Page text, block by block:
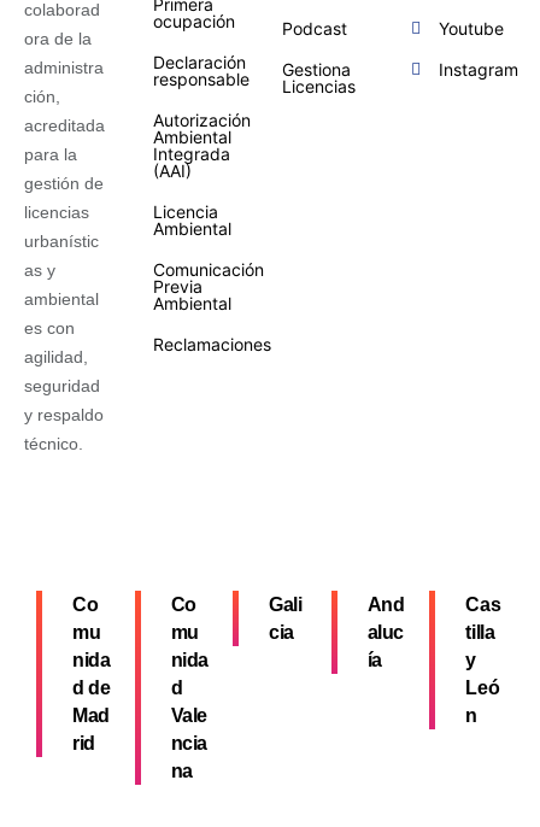
colaborad
ora de la
administra
ción,
acreditada
para la
gestión de
licencias
urbanístic
as y
ambiental
es con
agilidad,
seguridad
y respaldo
técnico.
Primera
ocupación
Declaración
responsable
Autorización
Ambiental
Integrada
(AAI)
Licencia
Ambiental
Comunicación
Previa
Ambiental
Reclamaciones
Podcast
Gestiona
Licencias
Youtube
Instagram
Co
mu
nida
d de
Mad
rid
Co
mu
nida
d
Vale
ncia
na
Gali
cia
And
aluc
ía
Cas
tilla
y
Leó
n